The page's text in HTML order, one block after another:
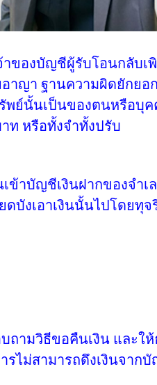
งบัญชีผู้รับโอนกลับเพิ
าญา ฐานความผิดยักยอ
รัพย์นั้นเป็นของตนหรือบุ
ท หรือทั้งจำทั้งปรับ
ญชีเงินฝากของจำเล
บังเอาเงินนั้นไปโดยทุจ
ธีขอคืนเงิน และให้
ไม่สามารถดึงเงินจาก